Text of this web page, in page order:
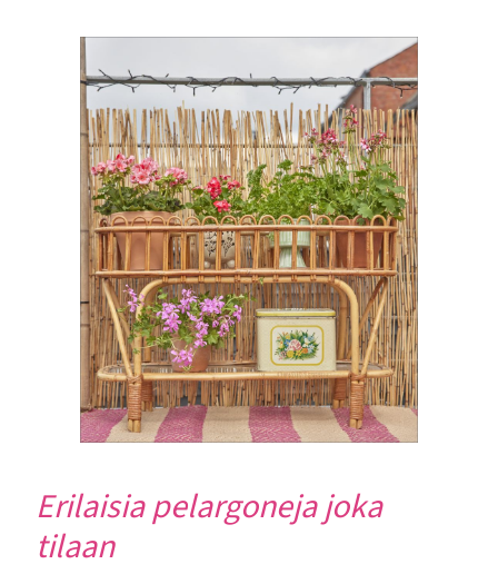
Erilaisia pelargoneja joka
tilaan